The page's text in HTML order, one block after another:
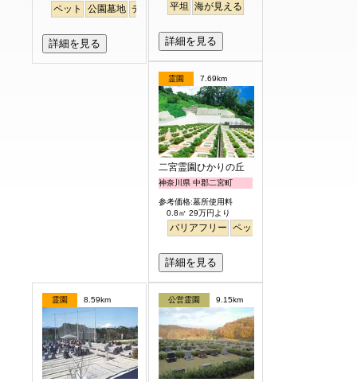
ペット 公園墓地 デザイン バリアフリー 平坦
詳細を見る
平坦 海が見える
詳細を見る
霊園 7.69km
二宮霊園ひかりの丘
神奈川県 中郡二宮町
参考価格:墓所使用料
0.8㎡ 29万円より
バリアフリー ペット
詳細を見る
霊園 8.59km 公営霊園 9.15km